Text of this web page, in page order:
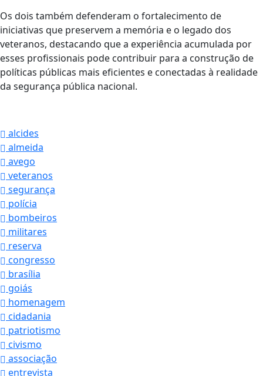
Os dois também defenderam o fortalecimento de
iniciativas que preservem a memória e o legado dos
veteranos, destacando que a experiência acumulada por
esses profissionais pode contribuir para a construção de
políticas públicas mais eficientes e conectadas à realidade
da segurança pública nacional.
alcides
almeida
avego
veteranos
segurança
polícia
bombeiros
militares
reserva
congresso
brasília
goiás
homenagem
cidadania
patriotismo
civismo
associação
entrevista